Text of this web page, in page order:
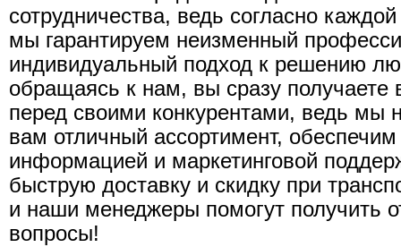
сотрудничества, ведь согласно
мы гарантируем неизменный
индивидуальный подход к решению
обращаясь к нам, вы сразу
перед своими конкурентами, ведь мы
вам отличный ассортимент,
информацией и маркетинговой
быструю доставку и скидку при
и наши менеджеры помогут получить
вопросы!